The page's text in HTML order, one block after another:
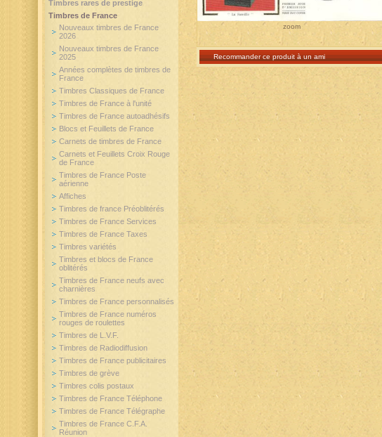
zoom
Recommander ce produit à un ami
Timbres rares de prestige
Timbres de France
Nouveaux timbres de France
2026
Nouveaux timbres de France
2025
Années complètes de timbres de
France
Timbres Classiques de France
Timbres de France à l'unité
Timbres de France autoadhésifs
Blocs et Feuillets de France
Carnets de timbres de France
Carnets et Feuillets Croix Rouge
de France
Timbres de France Poste
aérienne
Affiches
Timbres de france Préoblitérés
Timbres de France Services
Timbres de France Taxes
Timbres variétés
Timbres et blocs de France
oblitérés
Timbres de France neufs avec
charnières
Timbres de France personnalisés
Timbres de France numéros
rouges de roulettes
Timbres de L.V.F.
Timbres de Radiodiffusion
Timbres de France publicitaires
Timbres de grève
Timbres colis postaux
Timbres de France Téléphone
Timbres de France Télégraphe
Timbres de France C.F.A.
Réunion